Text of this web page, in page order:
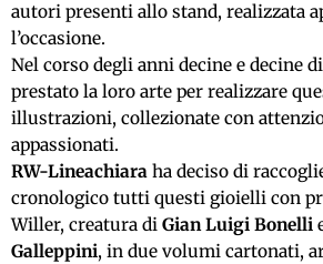
autori presenti allo stand, realizzata
l’occasione.
Nel corso degli anni decine e decine
prestato la loro arte per realizzare
illustrazioni, collezionate con
appassionati.
RW-Lineachiara ha deciso di
cronologico tutti questi gioielli con
Willer, creatura di Gian Luigi Bonelli
Galleppini, in due volumi cartonati,